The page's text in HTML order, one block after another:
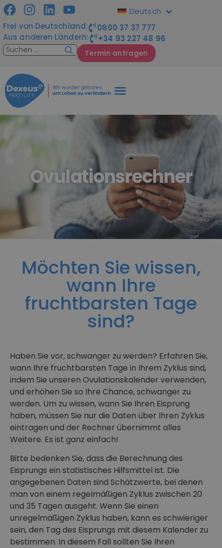
Frei von Deutschland:
0800 37 37 777
Aus anderen Ländern:
+34 93 227 48 96
Termin anfragen
Deutsch
Ovulationsrechner
Möchten Sie wissen,
wann Ihre
fruchtbarsten Tage
sind?
Haben Sie vor, schwanger zu werden? Erfahren Sie,
wann Ihre fruchtbarsten Tage in Ihrem Zyklus sind,
indem Sie unseren Ovulationskalender verwenden,
und erhöhen Sie so Ihre Chance, schwanger zu
werden. Um zu wissen, wann Sie Ihren Eisprung
haben, müssen Sie nur die Daten über Ihren Zyklus
eintragen und der Rechner übernimmt alles
Weitere. Es ist ganz einfach!
Bitte bedenken Sie, dass die Berechnung des
Eisprungs ein statistisches Hilfsmittel ist. Die
angegebenen Daten sind Schätzwerte, bei denen
man von einem regelmäßigen Zyklus zwischen 20
und 35 Tagen ausgeht. Wenn Sie einen
unregelmäßigen Zyklus haben, kann es schwieriger
sein, den Tag des Eisprungs mit diesem Kalender zu
bestimmen. In diesem Fall sollten Sie Ihren